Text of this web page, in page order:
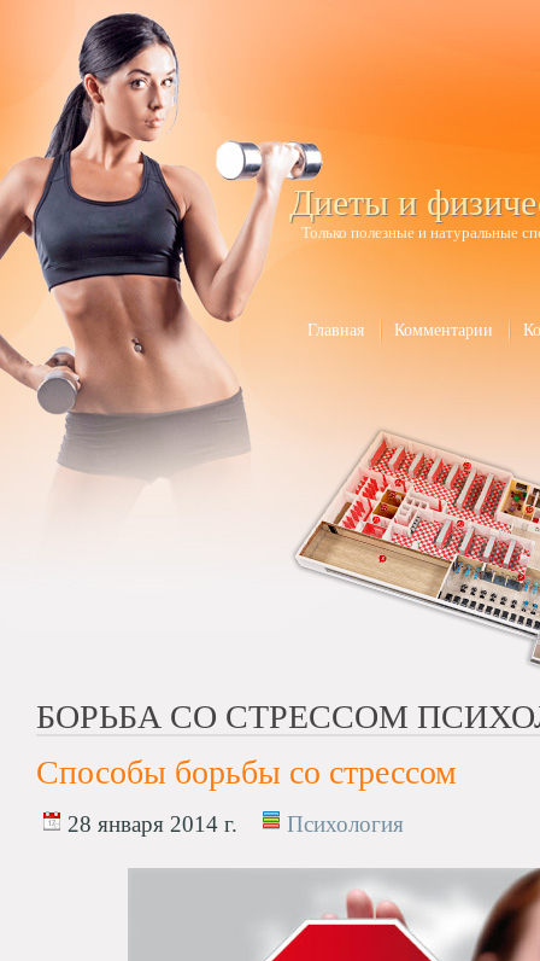
Диеты и
Только полезные и натуральные
Главная Комментарии
БОРЬБА СО СТРЕССОМ
Способы борьбы со стрессом
28 января 2014 г. Психология